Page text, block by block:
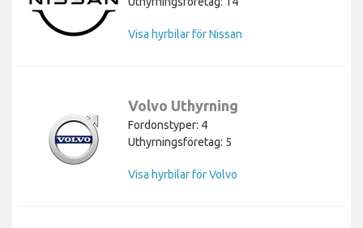
Visa hyrbilar för Nissan
Volvo Uthyrning
Fordonstyper: 4
Uthyrningsföretag: 5
Visa hyrbilar för Volvo